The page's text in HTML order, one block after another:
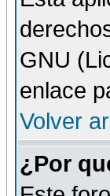
GNU
enlace
Volver
¿Por